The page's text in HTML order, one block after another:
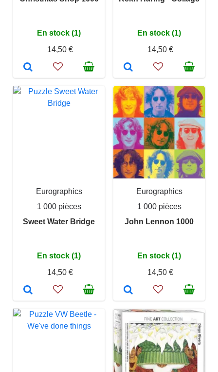
En stock (1)
14,50 €
En stock (1)
14,50 €
Eurographics
1 000 pièces
Sweet Water Bridge
En stock (1)
14,50 €
Eurographics
1 000 pièces
John Lennon 1000
En stock (1)
14,50 €